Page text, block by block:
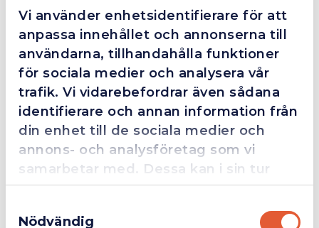
Vi använder enhetsidentifierare för att
anpassa innehållet och annonserna till
användarna, tillhandahålla funktioner
för sociala medier och analysera vår
trafik. Vi vidarebefordrar även sådana
identifierare och annan information från
din enhet till de sociala medier och
annons- och analysföretag som vi
samarbetar med. Dessa kan i sin tur
kombinera informationen med annan
information som du har tillhandahållit
Nödvändig
4.4 10 Reviews
Beskrivning
Slangnippel, rörlig Ø 5 och 8mm, mutter R 3/8” V